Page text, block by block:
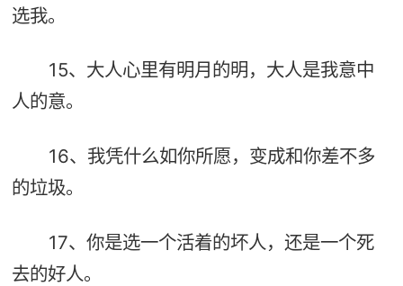
选我。
15、大人心里有明月的明，大人是我意中
人的意。
16、我凭什么如你所愿，变成和你差不多
的垃圾。
17、你是选一个活着的坏人，还是一个死
去的好人。